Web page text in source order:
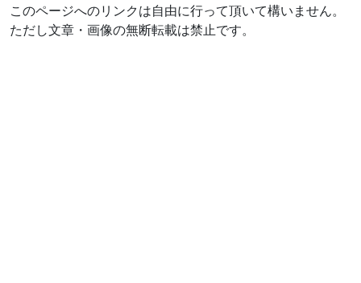
このページへのリンクは自由に行って頂いて構いません。
ただし文章・画像の無断転載は禁止です。